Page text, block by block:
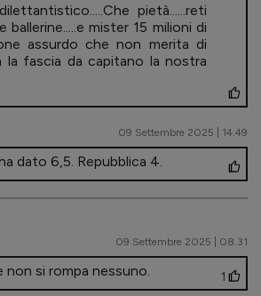
pietà......reti
mister 15 milioni di
assurdo che non merita di
la fascia da capitano la nostra
09 Settembre 2025 | 14.49
dato 6,5. Repubblica 4.
09 Settembre 2025 | 08.31
si rompa nessuno. 1